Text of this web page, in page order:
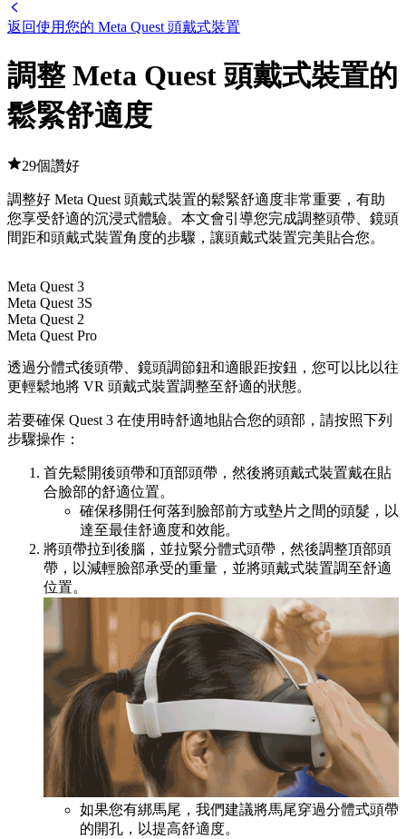
返回使用您的 Meta Quest 頭戴式裝置
調整 Meta Quest 頭戴式裝置的
鬆緊舒適度
29個讚好
調整好 Meta Quest 頭戴式裝置的鬆緊舒適度非常重要，有助
您享受舒適的沉浸式體驗。本文會引導您完成調整頭帶、鏡頭
間距和頭戴式裝置角度的步驟，讓頭戴式裝置完美貼合您。
Meta Quest 3
Meta Quest 3S
Meta Quest 2
Meta Quest Pro
透過分體式後頭帶、鏡頭調節鈕和適眼距按鈕，您可以比以往
更輕鬆地將 VR 頭戴式裝置調整至舒適的狀態。
若要確保 Quest 3 在使用時舒適地貼合您的頭部，請按照下列
步驟操作 ：
首先鬆開後頭帶和頂部頭帶，然後將頭戴式裝置戴在貼
合臉部的舒適位置。
確保移開任何落到臉部前方或墊片之間的頭髮，以
達至最佳舒適度和效能。
將頭帶拉到後腦，並拉緊分體式頭帶，然後調整頂部頭
帶，以減輕臉部承受的重量，並將頭戴式裝置調至舒適
位置。
如果您有綁馬尾，我們建議將馬尾穿過分體式頭帶
的開孔，以提高舒適度。